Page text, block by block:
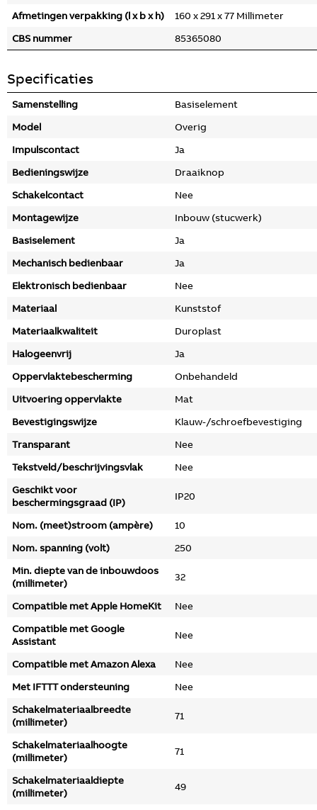
Afmetingen verpakking (l x b x h)
160 x 291 x 77 Millimeter
CBS nummer
85365080
Specificaties
Samenstelling
Basiselement
Model
Overig
Impulscontact
Ja
Bedieningswijze
Draaiknop
Schakelcontact
Nee
Montagewijze
Inbouw (stucwerk)
Basiselement
Ja
Mechanisch bedienbaar
Ja
Elektronisch bedienbaar
Nee
Materiaal
Kunststof
Materiaalkwaliteit
Duroplast
Halogeenvrij
Ja
Oppervlaktebescherming
Onbehandeld
Uitvoering oppervlakte
Mat
Bevestigingswijze
Klauw-/schroefbevestiging
Transparant
Nee
Tekstveld/beschrijvingsvlak
Nee
Geschikt voor
beschermingsgraad (IP)
IP20
Nom. (meet)stroom (ampère)
10
Nom. spanning (volt)
250
Min. diepte van de inbouwdoos
(millimeter)
32
Compatible met Apple HomeKit
Nee
Compatible met Google
Assistant
Nee
Compatible met Amazon Alexa
Nee
Met IFTTT ondersteuning
Nee
Schakelmateriaalbreedte
(millimeter)
71
Schakelmateriaalhoogte
(millimeter)
71
Schakelmateriaaldiepte
(millimeter)
49